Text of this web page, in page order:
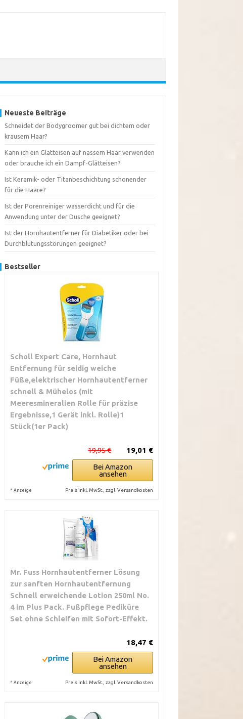
Neueste Beiträge
Schneidet der Bodygroomer gut bei dichtem oder
krausem Haar?
Kann ich ein Glätteisen auf nassem Haar verwenden
oder brauche ich ein Dampf-Glätteisen?
Ist Keramik- oder Titanbeschichtung schonender
für die Haare?
Ist der Porenreiniger wasserdicht und für die
Anwendung unter der Dusche geeignet?
Ist der Hornhautentferner für Diabetiker oder bei
Durchblutungsstörungen geeignet?
Bestseller
Scholl Expert Care, Hornhaut
Entfernung für seidig weiche
Füße,elektrischer Hornhautentferner
schnell & Mühelos (mit
Meeresmineralien Rolle für präzise
Ergebnisse,1 Gerät inkl. Rolle)1
Stück(1er Pack)
19,01 €
19,95 €
Bei Amazon
ansehen
* Anzeige Preis inkl. MwSt., zzgl. Versandkosten
Mr. Fuss Hornhautentferner Lösung
zur sanften Hornhautentfernung
Schnell erweichende Lotion 250ml No.
4 im Plus Pack. Fußpflege Pediküre
Set ohne Schleifen mit Sofort-Effekt.
18,47 €
Bei Amazon
ansehen
* Anzeige Preis inkl. MwSt., zzgl. Versandkosten